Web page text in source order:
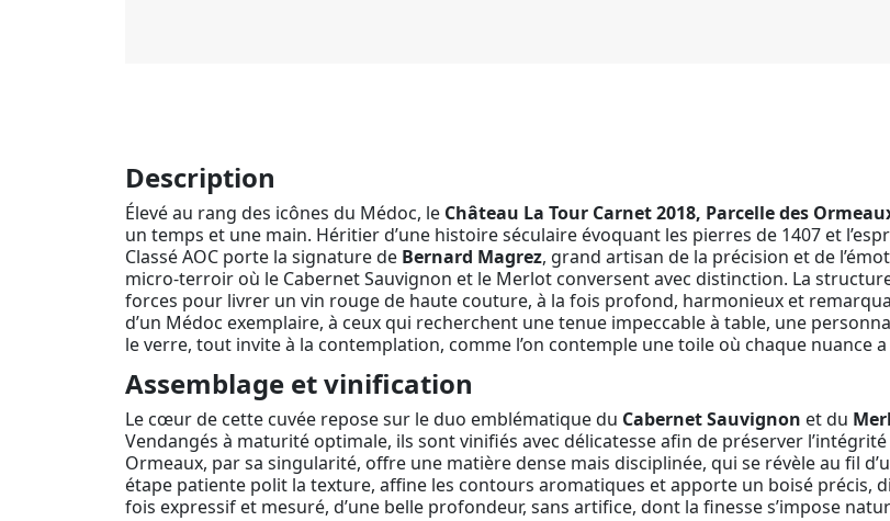
Description
Élevé au rang des icônes du Médoc, le Château La Tour Carnet 2018, Parcelle des
un temps et une main. Héritier d’une histoire séculaire évoquant les pierres de 1407 et
Classé AOC porte la signature de Bernard Magrez, grand artisan de la précision et de
micro-terroir où le Cabernet Sauvignon et le Merlot conversent avec distinction. La
forces pour livrer un vin rouge de haute couture, à la fois profond, harmonieux et
d’un Médoc exemplaire, à ceux qui recherchent une tenue impeccable à table, une
le verre, tout invite à la contemplation, comme l’on contemple une toile où chaque nuance a
Assemblage et vinification
Le cœur de cette cuvée repose sur le duo emblématique du Cabernet Sauvignon et du
Vendangés à maturité optimale, ils sont vinifiés avec délicatesse afin de préserver
Ormeaux, par sa singularité, offre une matière dense mais disciplinée, qui se révèle au fil
étape patiente polit la texture, affine les contours aromatiques et apporte un boisé précis,
fois expressif et mesuré, d’une belle profondeur, sans artifice, dont la finesse s’impose